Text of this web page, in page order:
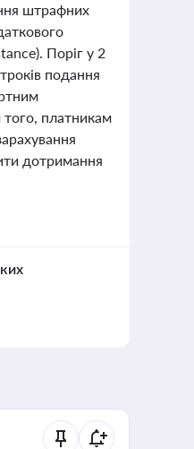
штрафних
Поріг у 2
подання
платникам
дотримання